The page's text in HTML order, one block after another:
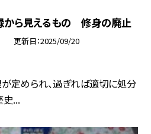
から見えるもの 修身の廃止
更新日 2025/09/20
定められ、過ぎれば適切に処分
史...